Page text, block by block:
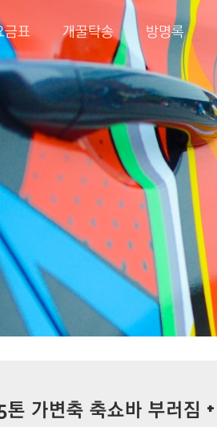
금표 개꿀탁송 방명록
가변축 축쇼바 부러짐